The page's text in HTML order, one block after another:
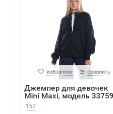
избранное сравнить
Джемпер для девочек
Mini Maxi, модель
152